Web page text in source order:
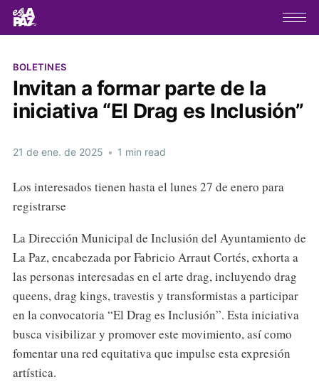
BOLETINES
Invitan a formar parte de la
iniciativa “El Drag es Inclusión”
21 de ene. de 2025 • 1 min read
Los interesados tienen hasta el lunes 27 de enero para
registrarse
La Dirección Municipal de Inclusión del Ayuntamiento de
La Paz, encabezada por Fabricio Arraut Cortés, exhorta a
las personas interesadas en el arte drag, incluyendo drag
queens, drag kings, travestis y transformistas a participar
en la convocatoria “El Drag es Inclusión”. Esta iniciativa
busca visibilizar y promover este movimiento, así como
fomentar una red equitativa que impulse esta expresión
artística.